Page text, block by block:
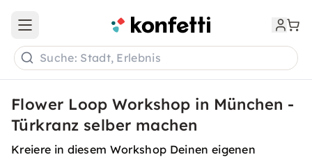
Open main menu
Suche: Stadt, Erlebnis
Flower Loop Workshop in München -
Türkranz selber machen
Kreiere in diesem Workshop Deinen eigenen